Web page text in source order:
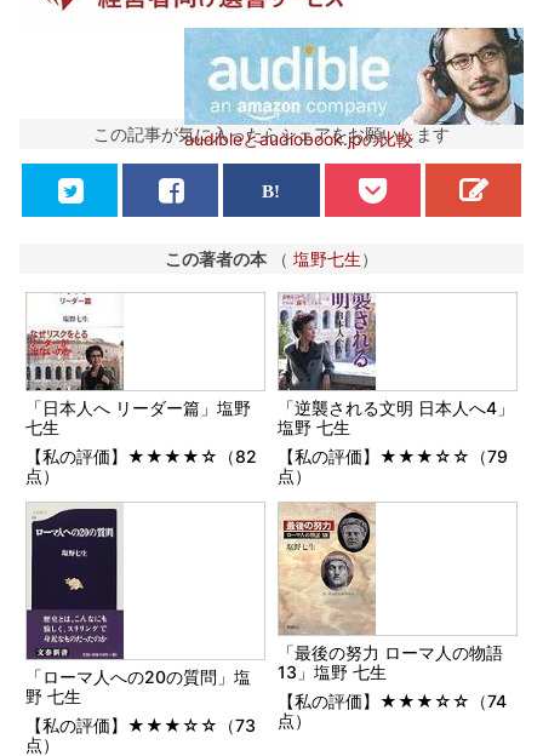
audibleとaudiobook.jpの比較
この記事が気に入ったらシェアをお願いします
この著者の本 （ 塩野七生）
「日本人へ リーダー篇」塩野
七生
【私の評価】★★★★☆（82
点）
「逆襲される文明 日本人へ4」
塩野 七生
【私の評価】★★★☆☆（79
点）
「ローマ人への20の質問」塩
野 七生
【私の評価】★★★☆☆（73
点）
「最後の努力 ローマ人の物語
13」塩野 七生
【私の評価】★★★☆☆（74
点）